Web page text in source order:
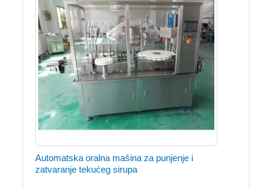
Automatska oralna mašina za punjenje i
zatvaranje tekućeg sirupa